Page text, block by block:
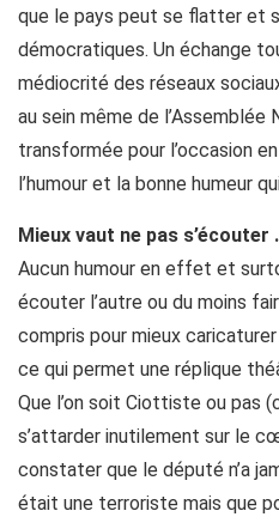
que le pays peut se flatter et
démocratiques. Un échange
médiocrité des réseaux
au sein même de l’Assemblée
transformée pour l’occasion
l’humour et la bonne humeur
Mieux vaut ne pas s’écouter
Aucun humour en effet et
écouter l’autre ou du moins
compris pour mieux
ce qui permet une réplique
Que l’on soit Ciottiste ou pas
s’attarder inutilement sur le
constater que le député n’a
était une terroriste mais que